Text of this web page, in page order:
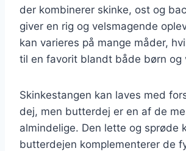
der kombinerer skinke, ost og
giver en rig og velsmagende
kan varieres på mange måder,
til en favorit blandt både børn og
Skinkestangen kan laves med
dej, men butterdej er en af de
almindelige. Den lette og sprøde
butterdejen komplementerer de